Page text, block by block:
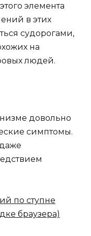
элемента
в этих
судорогами,
на
людей.
довольно
симптомы.
по ступне
браузера)